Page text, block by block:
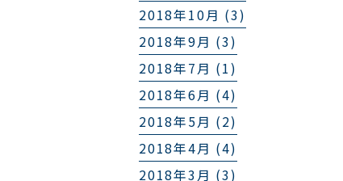
2018年10月 (3)
2018年9月 (3)
2018年7月 (1)
2018年6月 (4)
2018年5月 (2)
2018年4月 (4)
2018年3月 (3)